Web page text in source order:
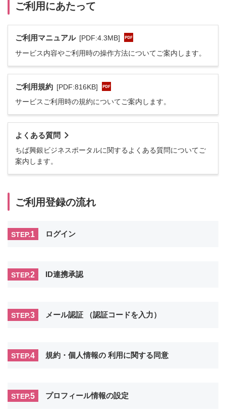
ご利用にあたって
ご利用マニュアル [PDF:4.3MB]
サービス内容やご利用時の操作方法についてご案内します。
ご利用規約 [PDF:816KB]
サービスご利用時の規約についてご案内します。
よくある質問
ちば興銀ビジネスポータルに関するよくある質問についてご
案内します。
ご利用登録の流れ
STEP.1 ログイン
STEP.2 ID連携承認
STEP.3 メール認証 （認証コードを入力）
STEP.4 規約・個人情報の 利用に関する同意
STEP.5 プロフィール情報の設定